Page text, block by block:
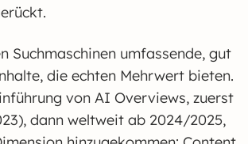
Suchmaschinen umfassende, gut
die echten Mehrwert bieten.
von AI Overviews, zuerst
dann weltweit ab 2024/2025,